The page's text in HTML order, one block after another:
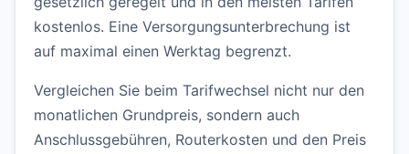
kostenlos. Eine Versorgungsunterbrechung ist
auf maximal einen Werktag begrenzt.
Vergleichen Sie beim Tarifwechsel nicht nur den
monatlichen Grundpreis, sondern auch
Anschlussgebühren, Routerkosten und den Preis